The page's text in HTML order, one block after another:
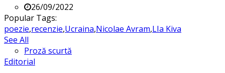
26/09/2022
Popular Tags:
poezie,recenzie,Ucraina,Nicolae Avram,LIa Kiva
See All
Proză scurtă
Editorial